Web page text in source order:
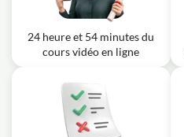
24 heure et 54 minutes du
cours vidéo en ligne